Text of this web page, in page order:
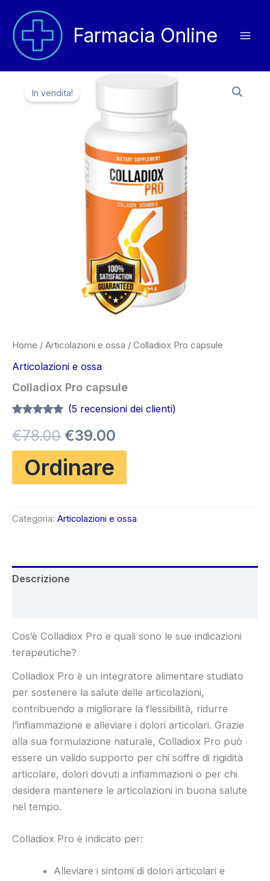
contenuto
Farmacia Online
In vendita!
Home / Articolazioni e ossa / Colladiox Pro capsule
Articolazioni e ossa
Colladiox Pro capsule
su 5 su
base di
recensioni
(5recensioni dei clienti)
€78.00 Il
prezzo
originale
€39.00
attuale
Ordinare
Categoria: Articolazioni e ossa
Descrizione
Cos’è Colladiox Pro e quali sono le sue indicazioni
terapeutiche?
Colladiox Pro è un integratore alimentare studiato
per sostenere la salute delle articolazioni,
contribuendo a migliorare la flessibilità, ridurre
l’infiammazione e alleviare i dolori articolari. Grazie
alla sua formulazione naturale, Colladiox Pro può
essere un valido supporto per chi soffre di rigidità
articolare, dolori dovuti a infiammazioni o per chi
desidera mantenere le articolazioni in buona salute
nel tempo.
Colladiox Pro è indicato per:
Alleviare i sintomi di dolori articolari e